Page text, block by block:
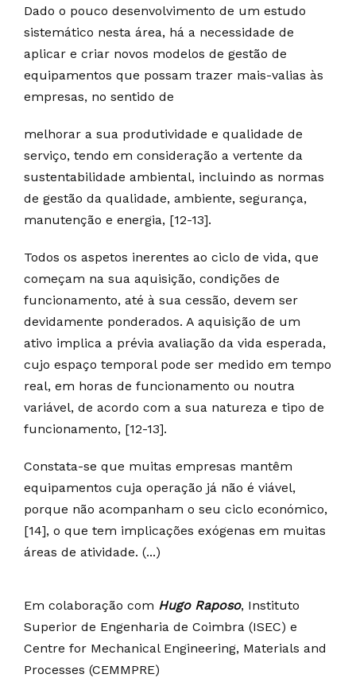
Dado o pouco desenvolvimento de um estudo
sistemático nesta área, há a necessidade de
aplicar e criar novos modelos de gestão de
equipamentos que possam trazer mais-valias às
empresas, no sentido de
melhorar a sua produtividade e qualidade de
serviço, tendo em consideração a vertente da
sustentabilidade ambiental, incluindo as normas
de gestão da qualidade, ambiente, segurança,
manutenção e energia, [12-13].
Todos os aspetos inerentes ao ciclo de vida, que
começam na sua aquisição, condições de
funcionamento, até à sua cessão, devem ser
devidamente ponderados. A aquisição de um
ativo implica a prévia avaliação da vida esperada,
cujo espaço temporal pode ser medido em tempo
real, em horas de funcionamento ou noutra
variável, de acordo com a sua natureza e tipo de
funcionamento, [12-13].
Constata-se que muitas empresas mantêm
equipamentos cuja operação já não é viável,
porque não acompanham o seu ciclo económico,
[14], o que tem implicações exógenas em muitas
áreas de atividade. (...)
Em colaboração com Hugo Raposo, Instituto
Superior de Engenharia de Coimbra (ISEC) e
Centre for Mechanical Engineering, Materials and
Processes (CEMMPRE)